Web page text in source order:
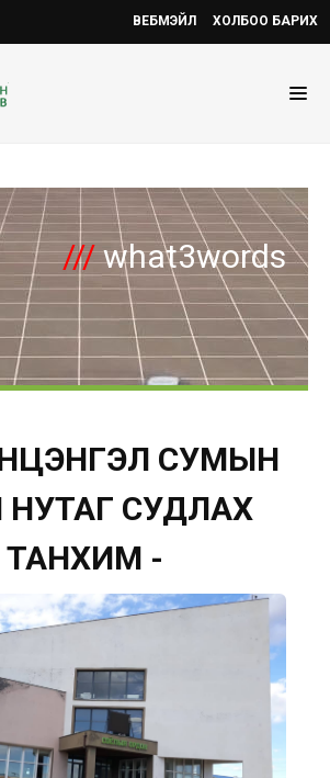
ВЕБМЭЙЛ ХОЛБОО БАРИХ
///what3words
СУМЫН
НУТАГ СУДЛАХ
ТАНХИМ -